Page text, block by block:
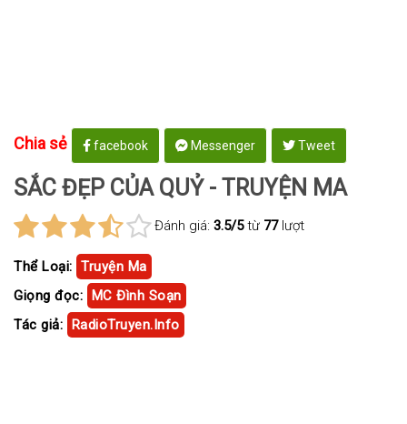
Chia sẻ facebook Messenger Tweet
SẮC ĐẸP CỦA QUỶ - TRUYỆN MA
Đánh giá: 3.5/5từ 77lượt
Thể Loại: Truyện Ma
Giọng đọc: MC Đình Soạn
Tác giả: RadioTruyen.Info